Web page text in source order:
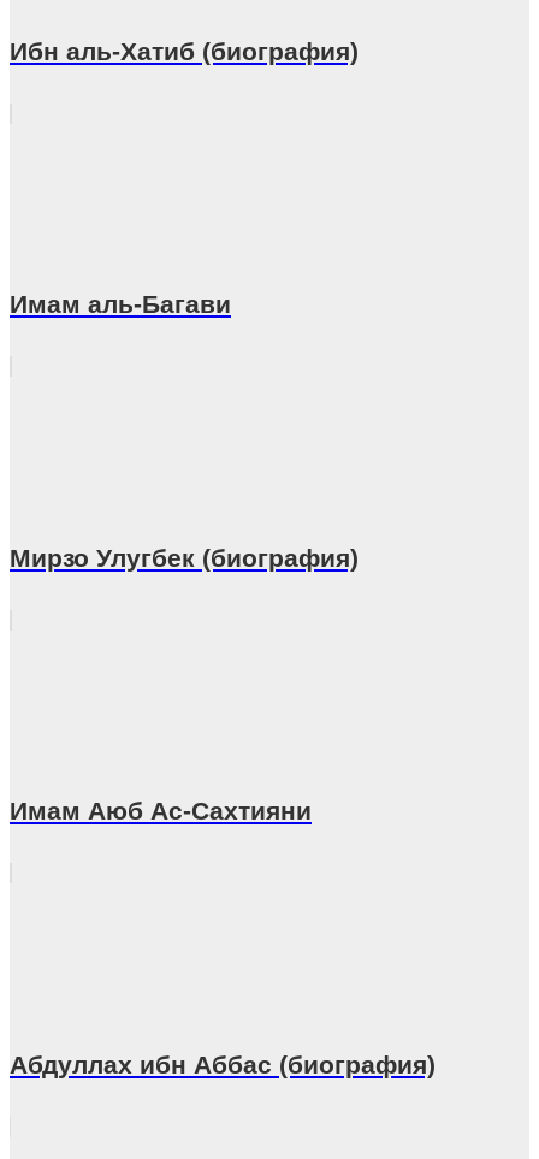
Ибн аль-Хатиб (биография)
Имам аль-Багави
Мирзо Улугбек (биография)
Имам Аюб Ас-Сахтияни
Абдуллах ибн Аббас (биография)